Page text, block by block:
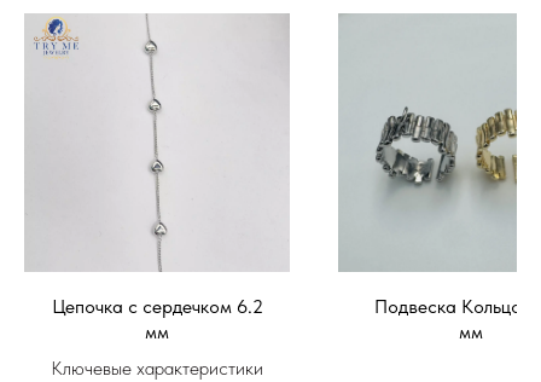
Цепочка с сердечком 6.2
мм
Ключевые характеристики
Подвеска Кольцо
мм